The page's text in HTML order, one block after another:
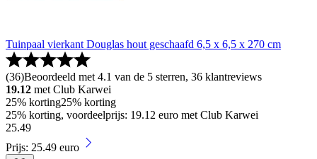
Tuinpaal vierkant Douglas hout geschaafd 6,5 x 6,5 x 270 cm
(36)Beoordeeld met 4.1 van de 5 sterren, 36 klantreviews
19.12 met Club Karwei
25% korting25% korting
25% korting, voordeelprijs: 19.12 euro met Club Karwei
25.49
Prijs: 25.49 euro